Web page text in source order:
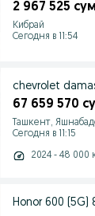
2 967 525
Кибрай
Сегодня в 11:54
chevrolet
67 659 570
Ташкент,
Сегодня в 11:15
2024 - 48 000
Honor 600 (5G)